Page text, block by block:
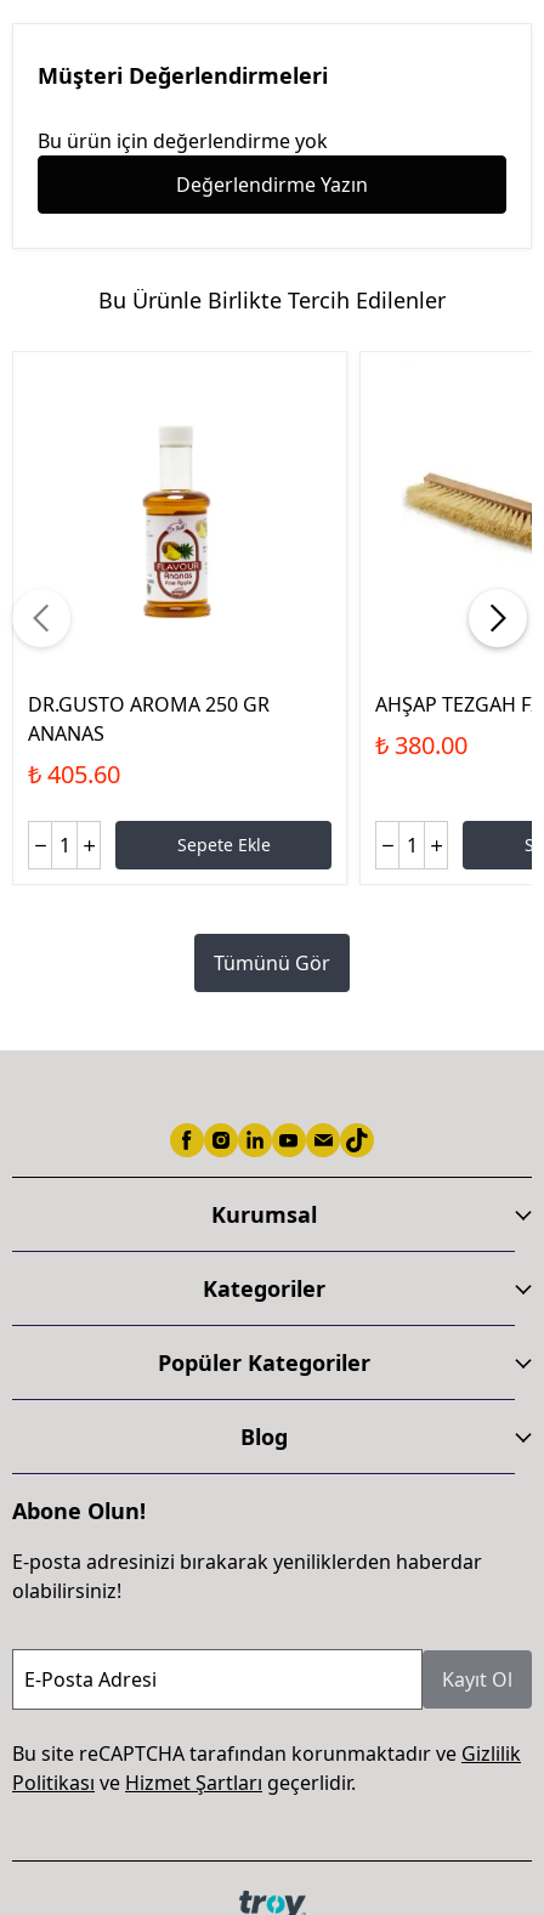
Müşteri Değerlendirmeleri
Bu ürün için değerlendirme yok
Değerlendirme Yazın
Bu Ürünle Birlikte Tercih Edilenler
DR.GUSTO AROMA 250 GR
ANANAS
₺ 405.60
Sepete Ekle
AHŞAP TEZGAH
₺ 380.00
Tümünü Gör
Kurumsal
Kategoriler
Popüler Kategoriler
Blog
Abone Olun!
E-posta adresinizi bırakarak yeniliklerden haberdar
olabilirsiniz!
E-Posta Adresi Kayıt Ol
Bu site reCAPTCHA tarafından korunmaktadır ve Gizlilik
Politikası ve Hizmet Şartları geçerlidir.